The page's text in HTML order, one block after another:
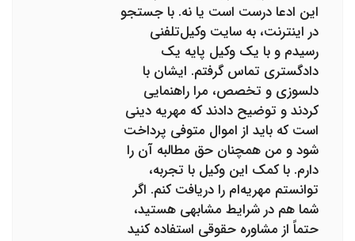
این ادعا درست است یا نه. با جستجو
در اینترنت، به سایت وکیل‌تلفنی
رسیدم و با یک وکیل پایه یک
دادگستری تماس گرفتم. ایشان با
دلسوزی و تخصص، مرا راهنمایی
کردند و توضیح دادند که مهریه دینی
است که باید از اموال متوفی پرداخت
شود و من همچنان حق مطالبه آن را
دارم. با کمک این وکیل با تجربه،
توانستم مهریه‌ام را دریافت کنم. اگر
شما هم در شرایط مشابهی هستید،
حتماً از مشاوره حقوقی استفاده کنید